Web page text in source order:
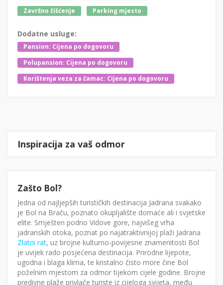
Završno čišćenje
Parking mjesto
Dodatne usluge:
Pansion: Cijena po dogovoru
Polupansion: Cijena po dogovoru
Korištenja veza za čamac: Cijena po dogovoru
Inspiracija za vaš odmor
Zašto Bol?
Jedna od najljepših turističkih destinacija Jadrana svakako
je Bol na Braču, poznato okupljalište domaće ali i svjetske
elite. Smješten podno Vidove gore, najvišeg vrha
jadranskih otoka, poznat po najatraktivnijoj plaži Jadrana
Zlatni rat, uz brojne kulturno-povijesne znamenitosti Bol
je uvijek rado posjećena destinacija. Prirodne lijepote,
ugodna i blaga klima, te kristalno čisto more čine Bol
poželnim mjestom za odmor tijekom cijele godine. Brojne
predivne plaže privlače turiste iz cijeloga svijeta, među